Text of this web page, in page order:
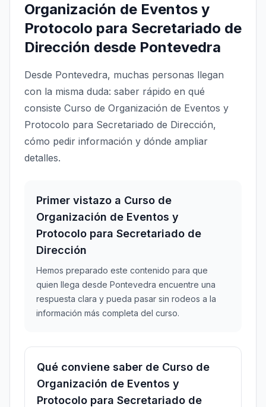
Organización de Eventos y
Protocolo para Secretariado de
Dirección desde Pontevedra
Desde Pontevedra, muchas personas llegan
con la misma duda: saber rápido en qué
consiste Curso de Organización de Eventos y
Protocolo para Secretariado de Dirección,
cómo pedir información y dónde ampliar
detalles.
Primer vistazo a Curso de
Organización de Eventos y
Protocolo para Secretariado de
Dirección
Hemos preparado este contenido para que
quien llega desde Pontevedra encuentre una
respuesta clara y pueda pasar sin rodeos a la
información más completa del curso.
Qué conviene saber de Curso de
Organización de Eventos y
Protocolo para Secretariado de